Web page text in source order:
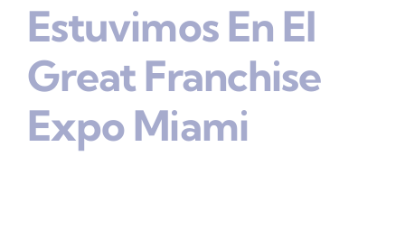
Estuvimos En El
Great Franchise
Expo Miami